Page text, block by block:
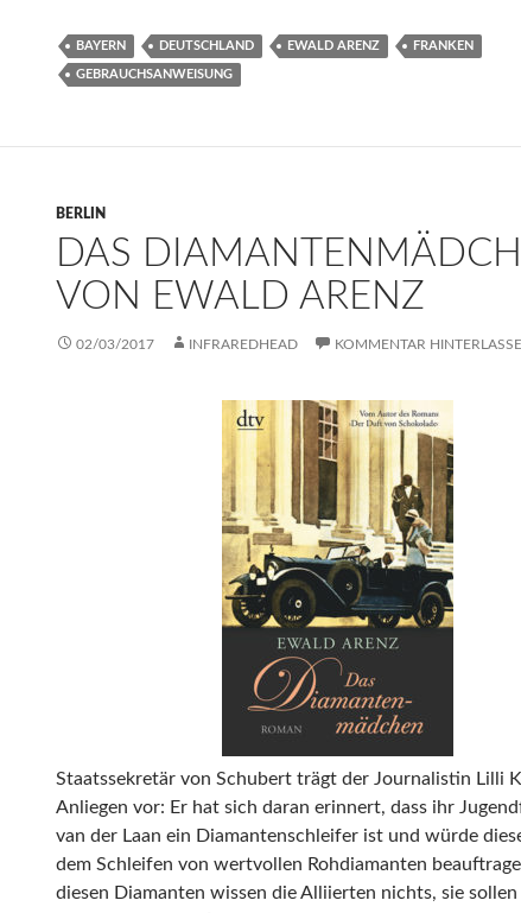
BAYERN DEUTSCHLAND EWALD ARENZ FRANKEN
GEBRAUCHSANWEISUNG
BERLIN
DAS
VON EWALD ARENZ
02/03/2017 INFRAREDHEAD KOMMENTAR
Staatssekretär von Schubert trägt der Journalistin Lilli
Anliegen vor: Er hat sich daran erinnert, dass ihr
van der Laan ein Diamantenschleifer ist und würde
dem Schleifen von wertvollen Rohdiamanten
diesen Diamanten wissen die Alliierten nichts, sie